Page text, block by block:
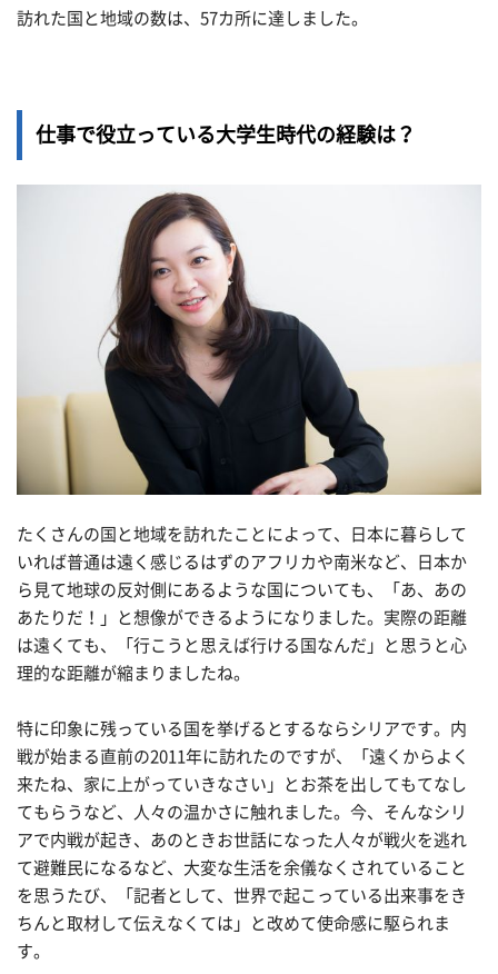
訪れた国と地域の数は、57カ所に達しました。
仕事で役立っている大学生時代の経験は？
たくさんの国と地域を訪れたことによって、日本に暮らして
いれば普通は遠く感じるはずのアフリカや南米など、日本か
ら見て地球の反対側にあるような国についても、「あ、あの
あたりだ！」と想像ができるようになりました。実際の距離
は遠くても、「行こうと思えば行ける国なんだ」と思うと心
理的な距離が縮まりましたね。
特に印象に残っている国を挙げるとするならシリアです。内
戦が始まる直前の2011年に訪れたのですが、「遠くからよく
来たね、家に上がっていきなさい」とお茶を出してもてなし
てもらうなど、人々の温かさに触れました。今、そんなシリ
アで内戦が起き、あのときお世話になった人々が戦火を逃れ
て避難民になるなど、大変な生活を余儀なくされていること
を思うたび、「記者として、世界で起こっている出来事をき
ちんと取材して伝えなくては」と改めて使命感に駆られま
す。